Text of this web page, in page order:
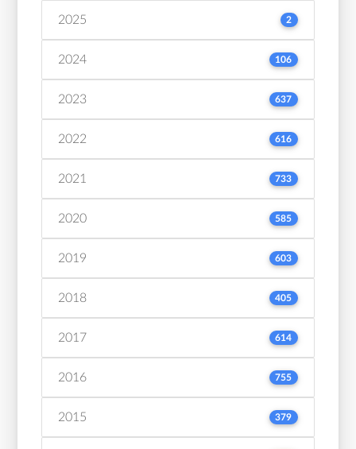
2025 2
2024 106
2023 637
2022 616
2021 733
2020 585
2019 603
2018 405
2017 614
2016 755
2015 379